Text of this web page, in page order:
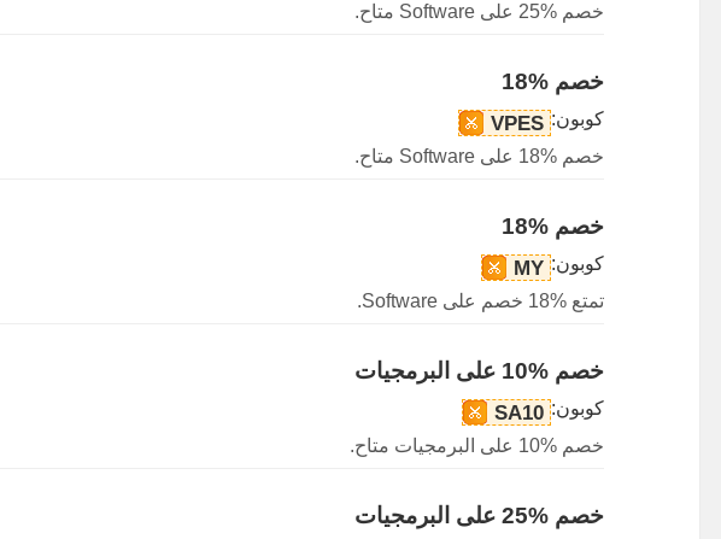
خصم %25 على Software متاح.
خصم %18
كوبون: VPES
خصم %18 على Software متاح.
خصم %18
كوبون: MY
تمتع %18 خصم على Software.
خصم %10 على البرمجيات
كوبون: SA10
خصم %10 على البرمجيات متاح.
خصم %25 على البرمجيات